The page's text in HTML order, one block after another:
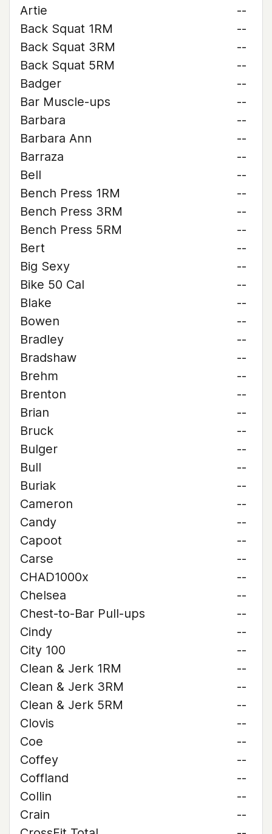
Artie
--
Back Squat 1RM
--
Back Squat 3RM
--
Back Squat 5RM
--
Badger
--
Bar Muscle-ups
--
Barbara
--
Barbara Ann
--
Barraza
--
Bell
--
Bench Press 1RM
--
Bench Press 3RM
--
Bench Press 5RM
--
Bert
--
Big Sexy
--
Bike 50 Cal
--
Blake
--
Bowen
--
Bradley
--
Bradshaw
--
Brehm
--
Brenton
--
Brian
--
Bruck
--
Bulger
--
Bull
--
Buriak
--
Cameron
--
Candy
--
Capoot
--
Carse
--
CHAD1000x
--
Chelsea
--
Chest-to-Bar Pull-ups
--
Cindy
--
City 100
--
Clean & Jerk 1RM
--
Clean & Jerk 3RM
--
Clean & Jerk 5RM
--
Clovis
--
Coe
--
Coffey
--
Coffland
--
Collin
--
Crain
--